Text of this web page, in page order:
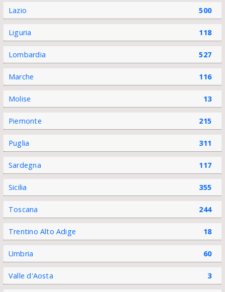
Lazio 500
Liguria 118
Lombardia 527
Marche 116
Molise 13
Piemonte 215
Puglia 311
Sardegna 117
Sicilia 355
Toscana 244
Trentino Alto Adige 18
Umbria 60
Valle d'Aosta 3